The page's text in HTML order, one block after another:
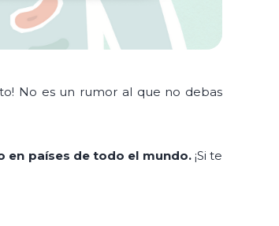
No es un rumor al que no debas
en países de todo el mundo.¡Si te